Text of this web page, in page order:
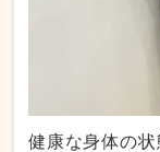
健康な身体の